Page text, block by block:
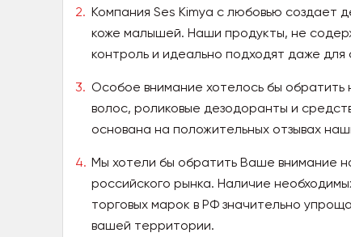
Компания Ses Kimya с любовью создает
коже малышей. Наши продукты, не
контроль и идеально подходят даже для
Особое внимание хотелось бы
волос, роликовые дезодоранты и
основана на положительных отзывах
Мы хотели бы обратить Ваше внимание
российского рынка. Наличие
торговых марок в РФ значительно
вашей территории.